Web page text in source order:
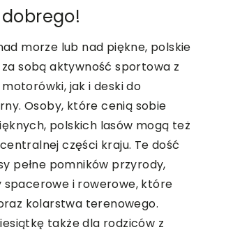
morze lub nad piękne, polskie
sobą aktywność sportowa z
jak i deski do
Osoby, które cenią sobie
polskich lasów mogą też
części kraju. Te dość
pełne pomników przyrody,
i rowerowe, które
kolarstwa terenowego.
także dla rodziców z